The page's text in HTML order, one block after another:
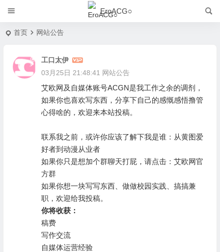
EroACG○
首页 网站公告
工口太伊
03月25日 21:48:41 网站公告
艾欧网及自媒体账号ACGN是我工作之余的调剂，
如果你也喜欢写东西，分享下自己的感慨感悟撸管
心得啥的，欢迎来本站投稿。
联系我之前，或许你应该了解下我是谁： 从黄图爱
好者到动漫从业者
如果你只是想加个群聊天打屁，请点击： 艾欧网官
方群
如果你想一块写写东西、做做校园实践、搞搞兼
职，欢迎给我投稿。
你将收获：
稿费
写作交流
自媒体运营经验